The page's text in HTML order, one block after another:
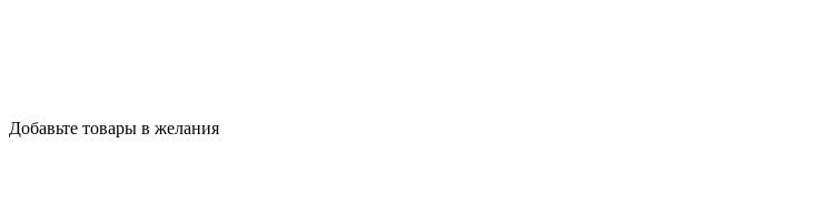
Добавьте товары в желания